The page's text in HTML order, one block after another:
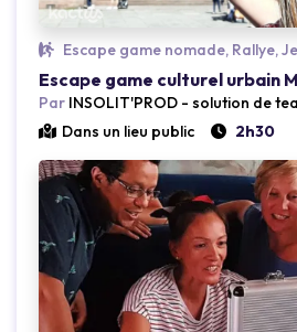
Escape game nomade, Rallye,
Escape game culturel urbain
Par INSOLIT'PROD - solution de
Dans un lieu public
2h30